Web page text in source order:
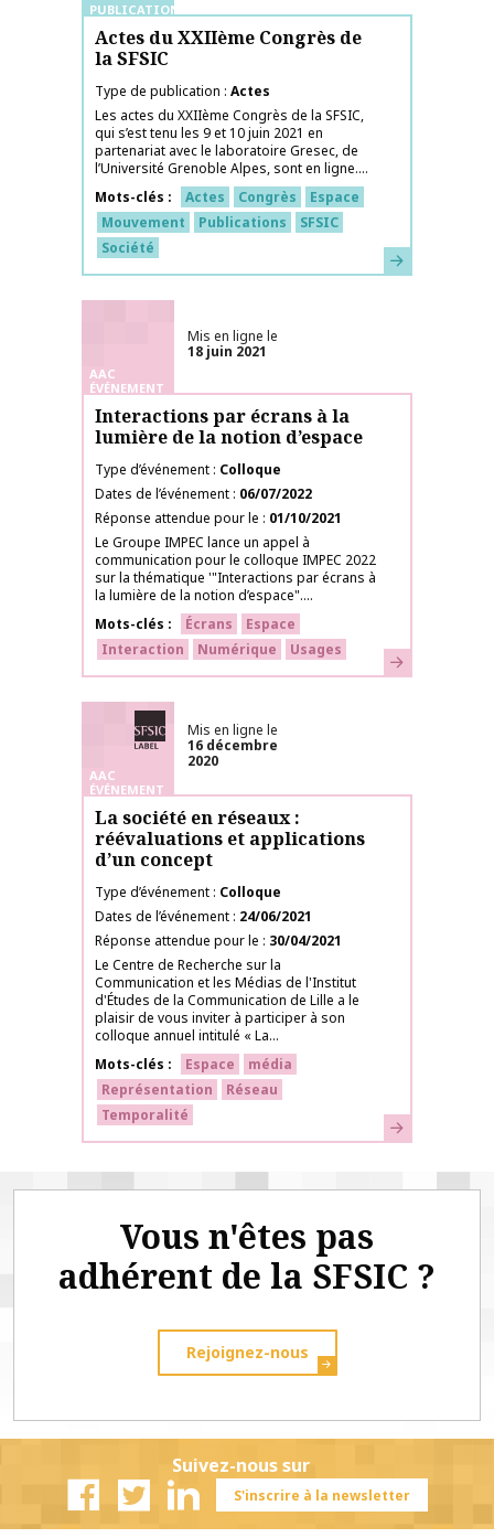
PUBLICATIONS
Actes du XXIIème Congrès de
la SFSIC
Type de publication Actes
Les actes du XXIIème Congrès de la SFSIC,
qui s’est tenu les 9 et 10 juin 2021 en
partenariat avec le laboratoire Gresec, de
l’Université Grenoble Alpes, sont en ligne....
Mots-clés
Actes Congrès
Espace
Mouvement
Publications
SFSIC
Société
En savoir plus
AAC
ÉVÉNEMENT
Mis en ligne le
18 juin 2021
Interactions par écrans à la
lumière de la notion d’espace
Type d’événement Colloque
Dates de l’événement 06/07/2022
Réponse attendue pour le
01/10/2021
Le Groupe IMPEC lance un appel à
communication pour le colloque IMPEC 2022
sur la thématique '"Interactions par écrans à
la lumière de la notion d’espace"....
Mots-clés
Écrans
Espace
Interaction
Numérique Usages En savoir plus
Labélisé SFSIC
AAC
ÉVÉNEMENT
Mis en ligne le
16 décembre
2020
La société en réseaux :
réévaluations et applications
d’un concept
Type d’événement Colloque
Dates de l’événement 24/06/2021
Réponse attendue pour le
30/04/2021
Le Centre de Recherche sur la
Communication et les Médias de l'Institut
d'Études de la Communication de Lille a le
plaisir de vous inviter à participer à son
colloque annuel intitulé « La...
Mots-clés
Espace
média
Représentation
Réseau
Temporalité
En savoir plus
Vous n'êtes pas
adhérent de la SFSIC ?
Rejoignez-nous
Suivez-nous sur
S'inscrire à la newsletter